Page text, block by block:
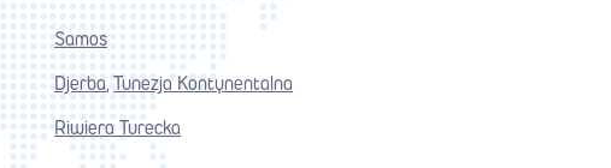
Samos
Djerba ,Tunezja Kontynentalna
Riwiera Turecka